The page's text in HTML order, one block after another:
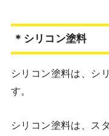
＊シリコン塗料
シリコン塗料は、シ
す。
シリコン塗料は、ス